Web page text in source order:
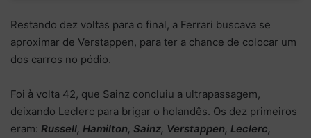
Restando dez voltas para o final, a Ferrari buscava se
aproximar de Verstappen, para ter a chance de colocar um
dos carros no pódio.
Foi à volta 42, que Sainz concluiu a ultrapassagem,
deixando Leclerc para brigar o holandês. Os dez primeiros
eram: Russell, Hamilton, Sainz, Verstappen, Leclerc,